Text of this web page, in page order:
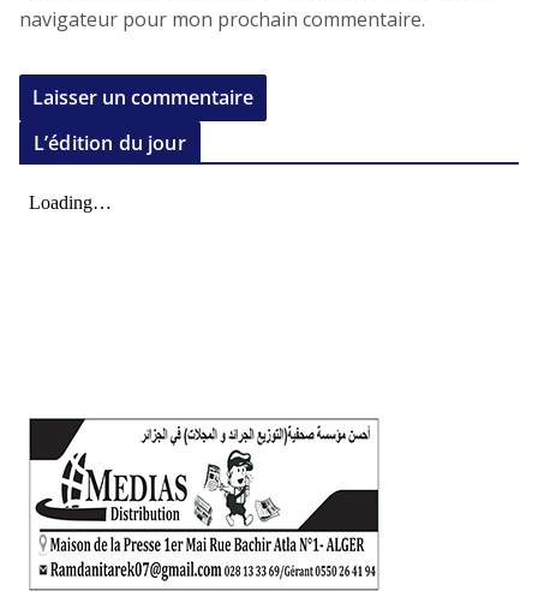
navigateur pour mon prochain commentaire.
L’édition du jour